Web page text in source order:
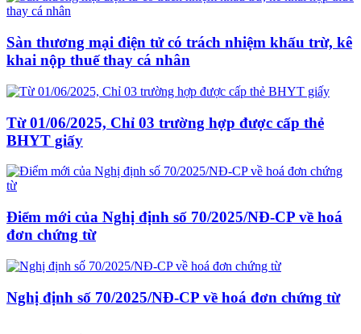
Sàn thương mại điện tử có trách nhiệm khấu trừ, kê
khai nộp thuế thay cá nhân
Từ 01/06/2025, Chỉ 03 trường hợp được cấp thẻ
BHYT giấy
Điểm mới của Nghị định số 70/2025/NĐ-CP về hoá
đơn chứng từ
Nghị định số 70/2025/NĐ-CP về hoá đơn chứng từ